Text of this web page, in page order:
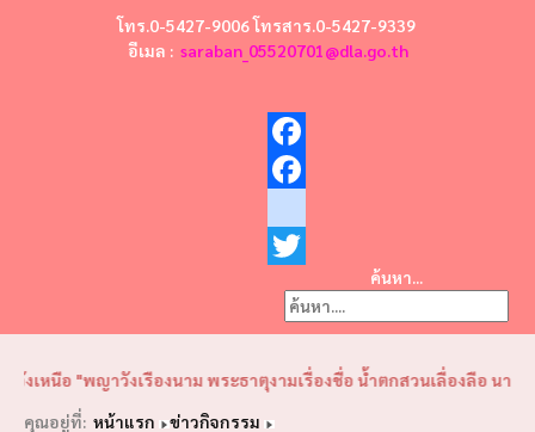
โทร.0-5427-9006 โทรสาร.0-5427-9339
อีเมล : saraban_05520701@dla.go.th
Twitter
ค้นหา...
"พญาวังเรืองนาม พระธาตุงามเรื่องชื่อ น้ำตกสวนเลื่องลือ นามนี้คือ
คุณอยู่ที่: หน้าแรก
ข่าวกิจกรรม